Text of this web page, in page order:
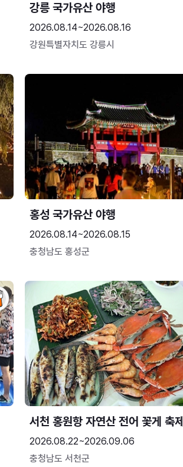
강릉 국가유산 야행
2026.08.14~2026.08.16
강원특별자치도 강릉시
홍성 국가유산 야행
2026.08.14~2026.08.15
충청남도 홍성군
서천 홍원항 자연산 전어 꽃게 축제
2026.08.22~2026.09.06
충청남도 서천군